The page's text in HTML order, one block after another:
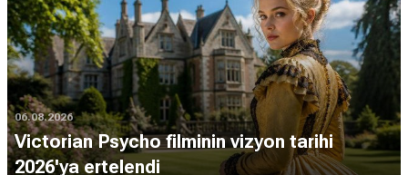
06.08.2026
Victorian Psycho filminin vizyon tarihi
2026'ya ertelendi